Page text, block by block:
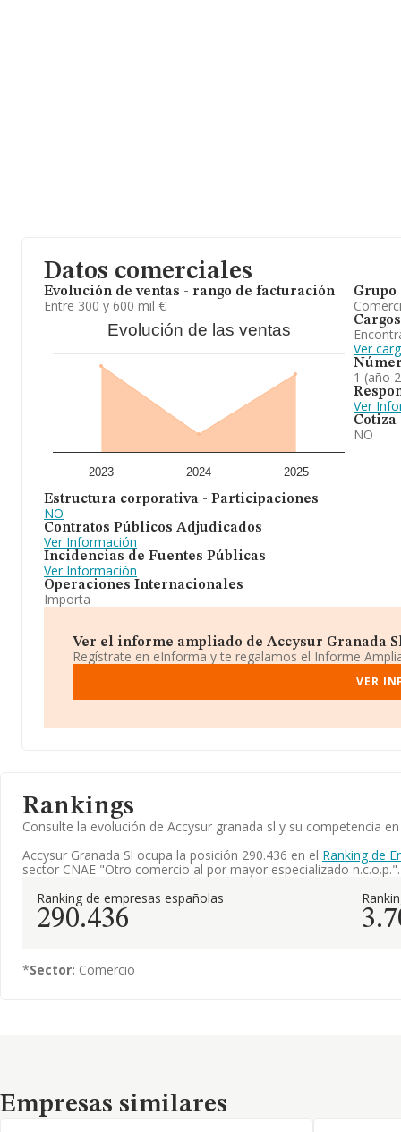
Datos comerciales
Evolución de ventas - rango de facturación
Entre 300 y 600 mil €
Evolución de las ventas
2023 2024 2025
Estructura corporativa - Participaciones
NO
Contratos Públicos Adjudicados
Ver Información
Incidencias de Fuentes Públicas
Ver Información
Operaciones Internacionales
Importa
Grupo
Cargos
Ver
1 (año
Ver
Cotiza
NO
Ver el informe ampliado de Accysur Granada Sl
Regístrate en eInforma y te regalamos el Informe
VER
Rankings
Consulte la evolución de Accysur granada sl y su competencia
Accysur Granada Sl ocupa la posición 290.436 en el Ranking de
sector CNAE "Otro comercio al por mayor especializado n.c.o.p.".
Ranking de empresas españolas
290.436
*Sector: Comercio
Empresas similares
Empresas similares